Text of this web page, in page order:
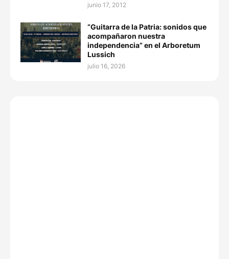
junio 17, 2012
“Guitarra de la Patria: sonidos que
acompañaron nuestra
independencia” en el Arboretum
Lussich
julio 16, 2026